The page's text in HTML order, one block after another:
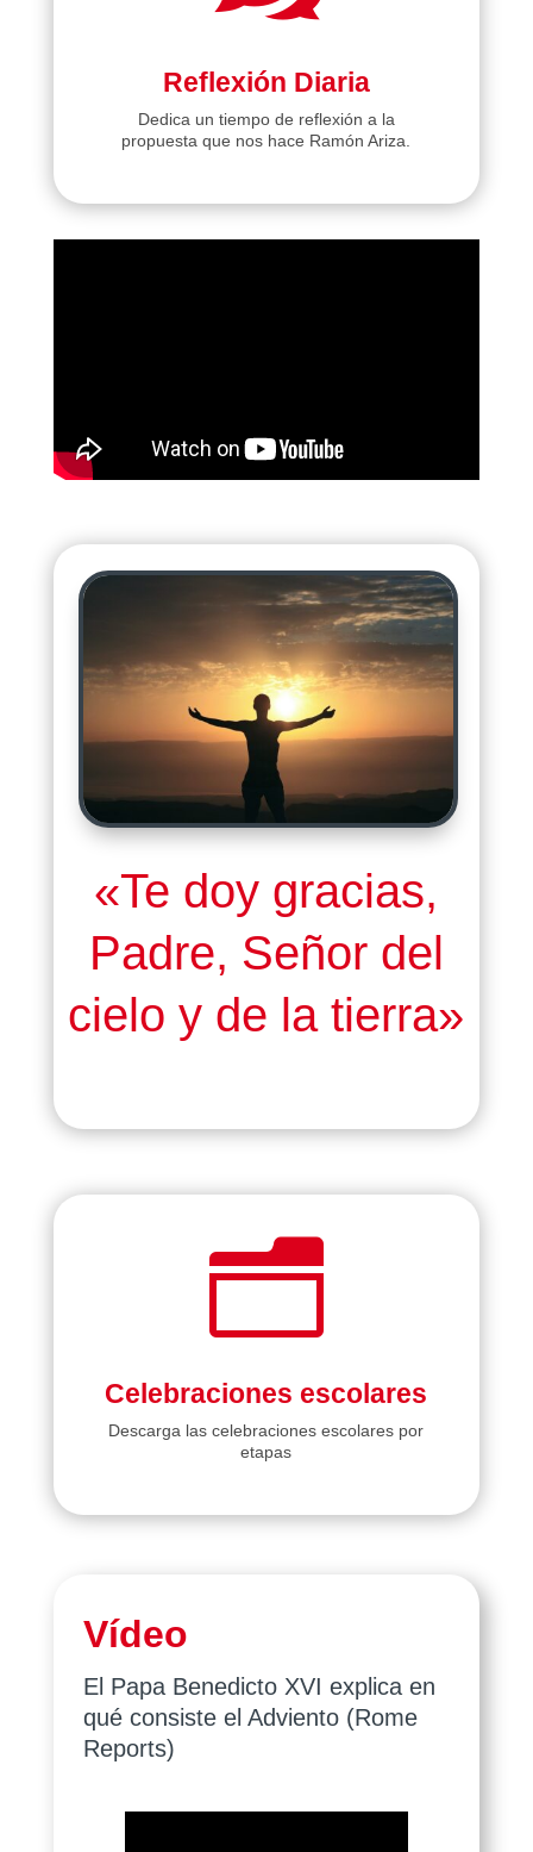
Reflexión Diaria
Dedica un tiempo de reflexión a la
propuesta que nos hace Ramón Ariza.
«Te doy gracias,
Padre, Señor del
cielo y de la tierra»
n
Celebraciones escolares
Descarga las celebraciones escolares por
etapas
Vídeo
El Papa Benedicto XVI explica en
qué consiste el Adviento (Rome
Reports)